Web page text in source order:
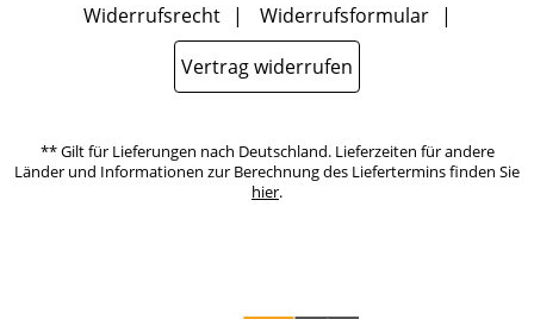
Widerrufsrecht
Widerrufsformular
Vertrag widerrufen
** Gilt für Lieferungen nach Deutschland. Lieferzeiten für andere
Länder und Informationen zur Berechnung des Liefertermins finden Sie
hier.